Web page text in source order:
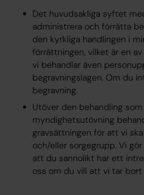
Det huvudsakliga syftet
administrera och förrätta
den kyrkliga handlingen i
förrättningen, vilket är en
vi behandlar även
begravningslagen. Om du
begravning.
Utöver den behandling
myndighetsutövning
gravsättningen för att vi
och/eller sorgegrupp. Vi
att du sannolikt har ett
oss om du vill att vi tar